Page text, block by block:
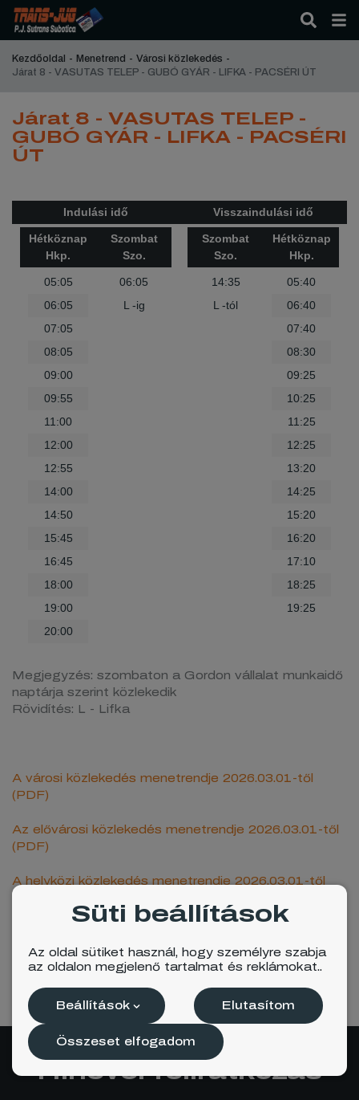
Kezdőoldal Menetrend
Városi közlekedés
Járat 8 - VASUTAS TELEP - GUBÓ GYÁR - LIFKA - PACSÉRI ÚT
Járat 8 - VASUTAS TELEP -
GUBÓ GYÁR - LIFKA - PACSÉRI
ÚT
Indulási idő Visszaindulási idő
Hétköznap
Hkp.
Szombat
Szo.
05:05
06:05
07:05
08:05
09:00
09:55
11:00
12:00
12:55
14:00
14:50
15:45
16:45
18:00
19:00
20:00
06:05
L -ig
Szombat
Szo.
Hétköznap
Hkp.
14:35
L -tól
05:40
06:40
07:40
08:30
09:25
10:25
11:25
12:25
13:20
14:25
15:20
16:20
17:10
18:25
19:25
Megjegyzés: szombaton a Gordon vállalat munkaidő
naptárja szerint közlekedik
Rövidítés: L - Lifka
A városi közlekedés menetrendje 2026.03.01-től
(PDF)
Az elővárosi közlekedés menetrendje 2026.03.01-től
(PDF)
A helyközi közlekedés menetrendje 2026.03.01-től
Hírlevél feliratkozás
Süti beállítások
Az oldal sütiket használ, hogy személyre szabja
az oldalon megjelenő tartalmat és reklámokat..
Beállítások Elutasítom
Összeset elfogadom